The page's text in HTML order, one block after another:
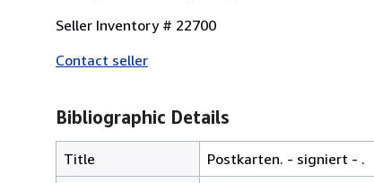
Seller Inventory # 22700
Contact seller
Bibliographic Details
Title
Postkarten. - signiert - .